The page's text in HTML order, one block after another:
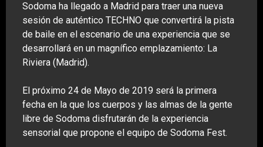
Sodoma ha llegado a Madrid para traer una nueva
sesión de auténtico TECHNO que convertirá la pista
de baile en el escenario de una experiencia que se
desarrollará en un magnífico emplazamiento: La
Riviera (Madrid).
El próximo 24 de Mayo de 2019 será la primera
fecha en la que los cuerpos y las almas de la gente
libre de Sodoma disfrutarán de la experiencia
sensorial que propone el equipo de Sodoma Fest.